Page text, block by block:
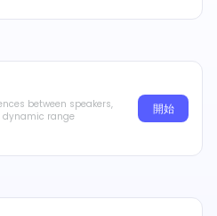
between speakers,
dynamic range
開始